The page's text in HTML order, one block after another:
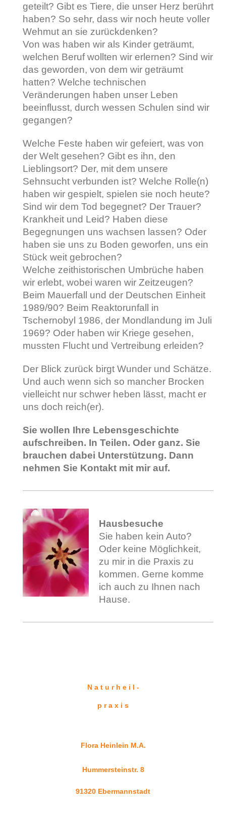
geteilt? Gibt es Tiere, die unser Herz berührt
haben? So sehr, dass wir noch heute voller
Wehmut an sie zurückdenken?
Von was haben wir als Kinder geträumt,
welchen Beruf wollten wir erlernen? Sind wir
das geworden, von dem wir geträumt
hatten? Welche technischen
Veränderungen haben unser Leben
beeinflusst, durch wessen Schulen sind wir
gegangen?
Welche Feste haben wir gefeiert, was von
der Welt gesehen? Gibt es ihn, den
Lieblingsort? Der, mit dem unsere
Sehnsucht verbunden ist? Welche Rolle(n)
haben wir gespielt, spielen sie noch heute?
Sind wir dem Tod begegnet? Der Trauer?
Krankheit und Leid? Haben diese
Begegnungen uns wachsen lassen? Oder
haben sie uns zu Boden geworfen, uns ein
Stück weit gebrochen?
Welche zeithistorischen Umbrüche haben
wir erlebt, wobei waren wir Zeitzeugen?
Beim Mauerfall und der Deutschen Einheit
1989/90? Beim Reaktorunfall in
Tschernobyl 1986, der Mondlandung im Juli
1969? Oder haben wir Kriege gesehen,
mussten Flucht und Vertreibung erleiden?
Der Blick zurück birgt Wunder und Schätze.
Und auch wenn sich so mancher Brocken
vielleicht nur schwer heben lässt, macht er
uns doch reich(er).
Sie wollen Ihre Lebensgeschichte
aufschreiben. In Teilen. Oder ganz. Sie
brauchen dabei Unterstützung. Dann
nehmen Sie Kontakt mit mir auf.
Hausbesuche
Sie haben kein Auto?
Oder keine Möglichkeit,
zu mir in die Praxis zu
kommen. Gerne komme
ich auch zu Ihnen nach
Hause.
N a t u r h e i l -
p r a x i s
Flora Heinlein M.A.
Hummersteinstr. 8
91320 Ebermannstadt